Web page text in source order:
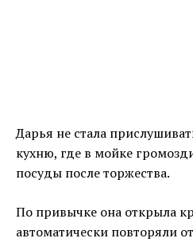
Дарья не стала
кухню, где в мойке
посуды после торжества.
По привычке она открыла
автоматически повторяли